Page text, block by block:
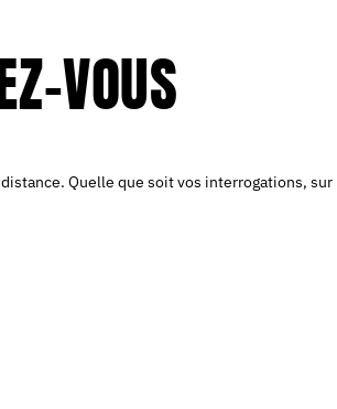
VOUS
Quelle que soit vos interrogations,